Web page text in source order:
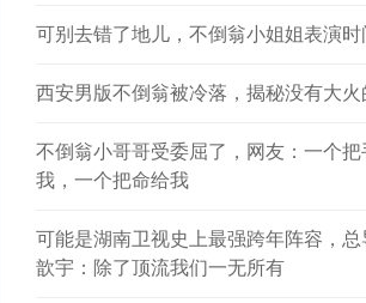
可别去错了地儿，不倒翁小姐姐表演时
西安男版不倒翁被冷落，揭秘没有大火
不倒翁小哥哥受委屈了，网友：一个把
我，一个把命给我
可能是湖南卫视史上最强跨年阵容，总
歆宇：除了顶流我们一无所有